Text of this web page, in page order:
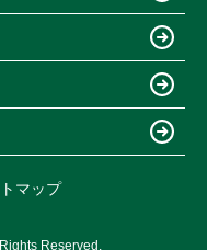
マップ
Reserved.